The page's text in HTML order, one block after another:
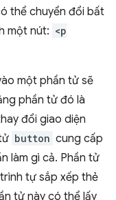
thể chuyển đổi bất
một nút: <p
một phần tử sẽ
phần tử đó là
đổi giao diện
button cung cấp
làm gì cả. Phần tử
tự sắp xếp thẻ
tử này có thể lấy